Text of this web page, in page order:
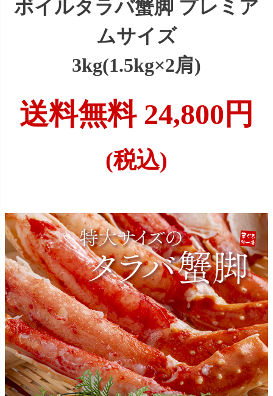
ボイルタラバ蟹脚 プレミア
ムサイズ
3kg(1.5kg×2肩)
送料無料 24,800円
(税込)